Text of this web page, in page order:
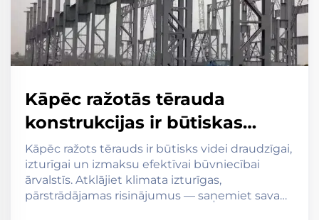
Kāpēc ražotās tērauda
konstrukcijas ir būtiskas
ilgtspējīgai būvniecībai
ārvalstīs
Kāpēc ražots tērauds ir būtisks videi draudzīgai,
izturīgai un izmaksu efektīvai būvniecībai
ārvalstīs. Atklājiet klimata izturīgas,
pārstrādājamas risinājumus — saņemiet sava